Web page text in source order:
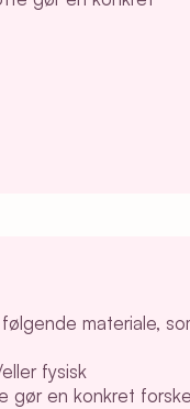
materiale,
fysisk
gør en konkret